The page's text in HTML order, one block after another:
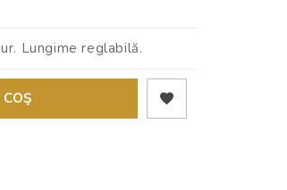
Lungime reglabilă.